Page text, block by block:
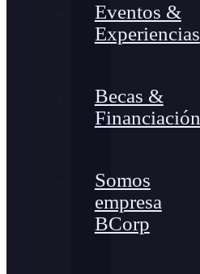
Eventos &
Experiencias
Becas &
Financiación
Somos
empresa
BCorp